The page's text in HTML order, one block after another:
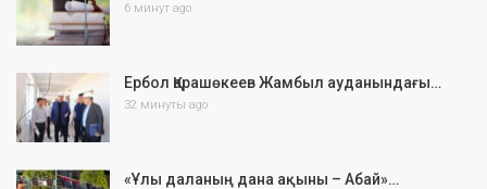
6 минут ago
Ербол Қарашөкеев Жамбыл ауданындағы…
32 минуты ago
«Ұлы даланың дана ақыны – Абай»…